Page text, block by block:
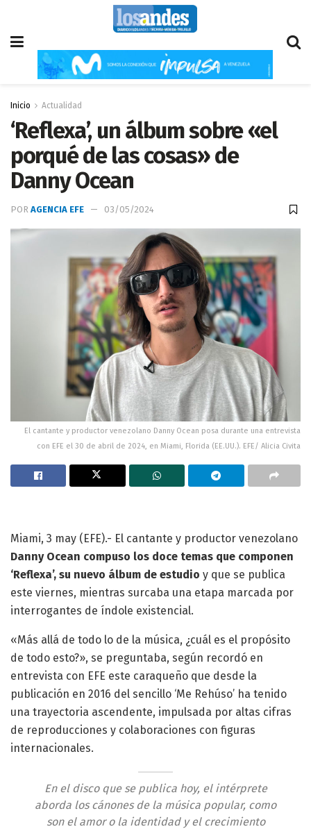
Inicio Actualidad
‘Reflexa’, un álbum sobre «el
porqué de las cosas» de
Danny Ocean
POR AGENCIA EFE 03/05/2024
El cantante y productor venezolano Danny Ocean posa durante una entrevista
con EFE el 30 de abril de 2024, en Miami, Florida (EE.UU.). EFE/ Alicia Civita
Miami, 3 may (EFE).- El cantante y productor venezolano
Danny Ocean compuso los doce temas que componen
‘Reflexa’, su nuevo álbum de estudio y que se publica
este viernes, mientras surcaba una etapa marcada por
interrogantes de índole existencial.
«Más allá de todo lo de la música, ¿cuál es el propósito
de todo esto?», se preguntaba, según recordó en
entrevista con EFE este caraqueño que desde la
publicación en 2016 del sencillo ‘Me Rehúso’ ha tenido
una trayectoria ascendente, impulsada por altas cifras
de reproducciones y colaboraciones con figuras
internacionales.
En el disco que se publica hoy, el intérprete
aborda los cánones de la música popular, como
son el amor o la identidad y el crecimiento